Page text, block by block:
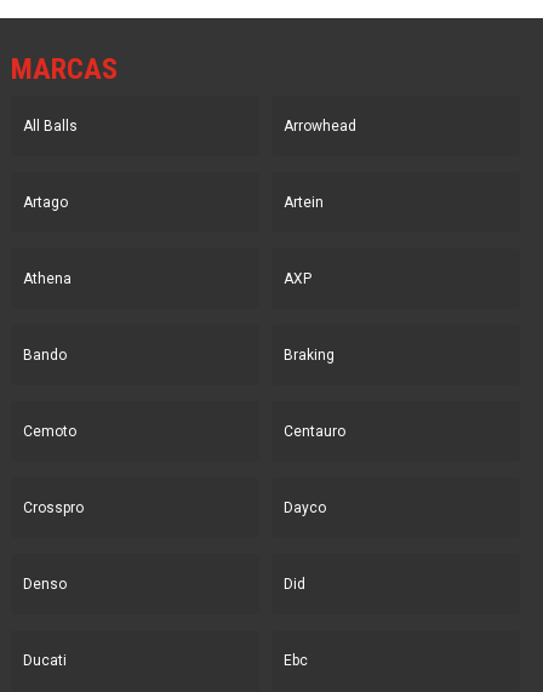
MARCAS
All Balls Arrowhead
Artago Artein
Athena AXP
Bando Braking
Cemoto Centauro
Crosspro Dayco
Denso Did
Ducati Ebc